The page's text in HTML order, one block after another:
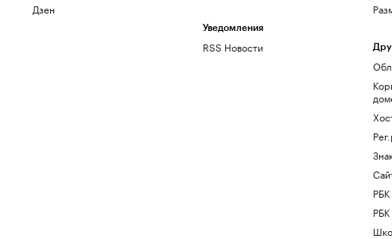
Дзен
Уведомления
RSS Новости